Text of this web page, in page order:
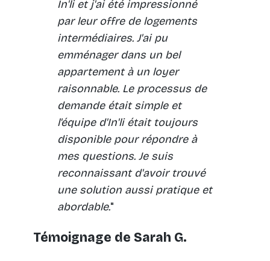
In'li et j'ai été impressionné
par leur offre de logements
intermédiaires. J'ai pu
emménager dans un bel
appartement à un loyer
raisonnable. Le processus de
demande était simple et
l'équipe d'In'li était toujours
disponible pour répondre à
mes questions. Je suis
reconnaissant d'avoir trouvé
une solution aussi pratique et
abordable."
Témoignage de Sarah G.